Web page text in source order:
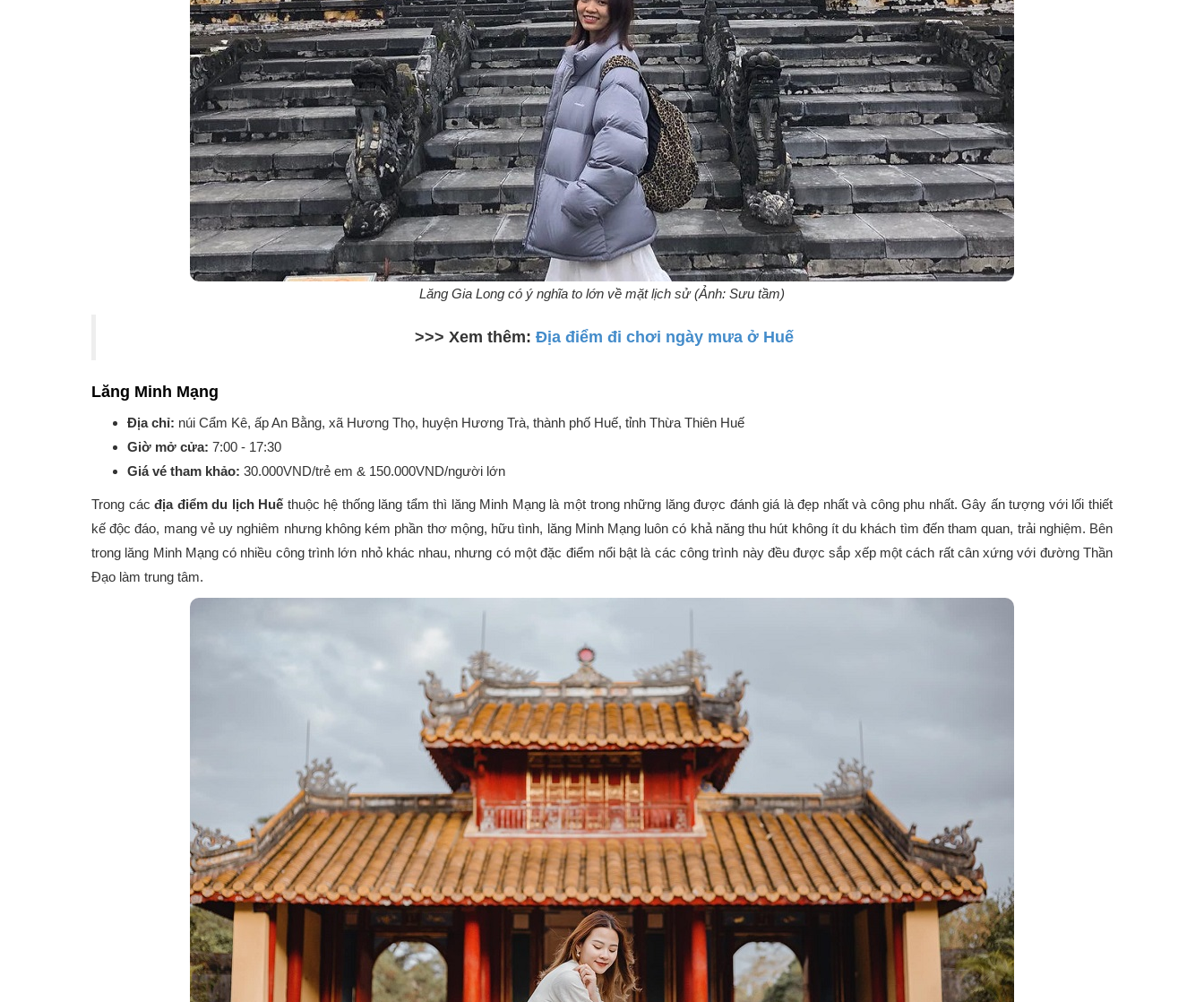
Lăng Gia Long có ý nghĩa to lớn về mặt lịch sử (Ảnh: Sưu tầm)
>>> Xem thêm: Địa điểm đi chơi ngày mưa ở Huế
Lăng Minh Mạng
Địa chỉ: núi Cẩm Kê, ấp An Bằng, xã Hương Thọ, huyện Hương Trà, thành phố Huế, tỉnh Thừa Thiên Huế
Giờ mở cửa: 7:00 - 17:30
Giá vé tham khảo: 30.000VND/trẻ em & 150.000VND/người lớn
Trong cácđịa điểm du lịch Huế thuộc hệ thống lăng tẩm thì lăng Minh Mạng là một trong những lăng được đánh giá là đẹp nhất và công phu nhất. Gây ấn tượng với lối thiết
kế độc đáo, mang vẻ uy nghiêm nhưng không kém phần thơ mộng, hữu tình, lăng Minh Mạng luôn có khả năng thu hút không ít du khách tìm đến tham quan, trải nghiệm. Bên
trong lăng Minh Mạng có nhiều công trình lớn nhỏ khác nhau, nhưng có một đặc điểm nổi bật là các công trình này đều được sắp xếp một cách rất cân xứng với đường Thần
Đạo làm trung tâm.